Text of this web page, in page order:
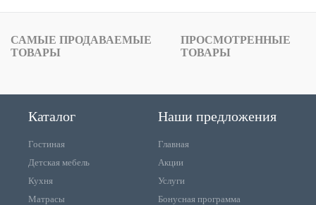
САМЫЕ ПРОДАВАЕМЫЕ
ТОВАРЫ
ПРОСМОТРЕННЫЕ
ТОВАРЫ
Каталог
Гостиная
Детская мебель
Кухня
Матрасы
Наши предложения
Главная
Акции
Услуги
Бонусная программа